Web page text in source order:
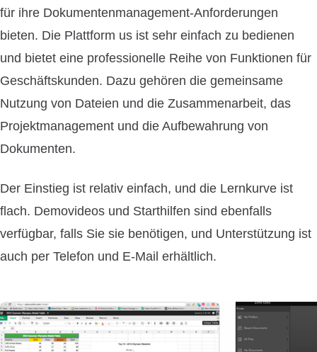
für ihre Dokumentenmanagement-Anforderungen
bieten. Die Plattform us ist sehr einfach zu bedienen
und bietet eine professionelle Reihe von Funktionen für
Geschäftskunden. Dazu gehören die gemeinsame
Nutzung von Dateien und die Zusammenarbeit, das
Projektmanagement und die Aufbewahrung von
Dokumenten.
Der Einstieg ist relativ einfach, und die Lernkurve ist
flach. Demovideos und Starthilfen sind ebenfalls
verfügbar, falls Sie sie benötigen, und Unterstützung ist
auch per Telefon und E-Mail erhältlich.